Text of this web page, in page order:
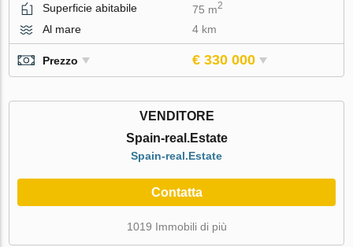
Superficie abitabile
75 m2
Al mare 4 km
Prezzo € 330 000
VENDITORE
Spain-real.Estate
Spain-real.Estate
Contatta
1019 Immobili di più